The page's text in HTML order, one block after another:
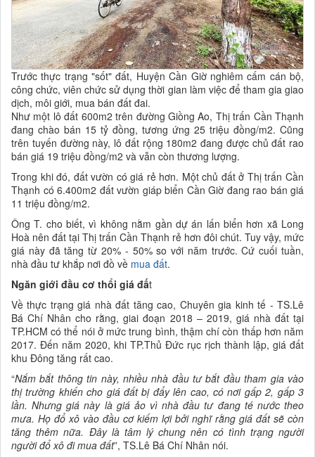
Trước thực trạng "sốt" đất, Huyện Cần Giờ nghiêm cấm cán bộ,
công chức, viên chức sử dụng thời gian làm việc để tham gia giao
dịch, môi giới, mua bán đất đai.
Như một lô đất 600m2 trên đường Giồng Ao, Thị trấn Cần Thạnh
đang chào bán 15 tỷ đồng, tương ứng 25 triệu đồng/m2. Cũng
trên tuyến đường này, lô đất rộng 180m2 đang được chủ đất rao
bán giá 19 triệu đồng/m2 và vẫn còn thương lượng.
Trong khi đó, đất vườn có giá rẻ hơn. Một chủ đất ở Thị trấn Cần
Thạnh có 6.400m2 đất vườn giáp biển Cần Giờ đang rao bán giá
11 triệu đồng/m2.
Ông T. cho biết, vì không nằm gần dự án lấn biển hơn xã Long
Hoà nên đất tại Thị trấn Cần Thạnh rẻ hơn đôi chút. Tuy vậy, mức
giá này đã tăng từ 20% - 50% so với năm trước. Cứ cuối tuần,
nhà đầu tư khắp nơi đồ về mua đất.
Ngăn giới đầu cơ thổi giá đất
Về thực trạng giá nhà đất tăng cao, Chuyên gia kinh tế - TS.Lê
Bá Chí Nhân cho rằng, giai đoạn 2018 – 2019, giá nhà đất tại
TP.HCM có thể nói ở mức trung bình, thậm chí còn thấp hơn năm
2017. Đến năm 2020, khi TP.Thủ Đức rục rịch thành lập, giá đất
khu Đông tăng rất cao.
“Nắm bắt thông tin này, nhiều nhà đầu tư bắt đầu tham gia vào
thị trường khiến cho giá đất bị đẩy lên cao, có nơi gấp 2, gấp 3
lần. Nhưng giá này là giá ảo vì nhà đầu tư đang té nước theo
mưa. Họ đổ xô vào đầu cơ kiếm lợi bởi nghĩ rằng giá đất sẽ còn
tăng thêm nữa. Đây là tâm lý chung nên có tình trạng người
người đổ xô đi mua đất”, TS.Lê Bá Chí Nhân nói.